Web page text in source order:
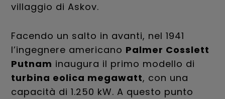
villaggio di Askov.
Facendo un salto in avanti, nel 1941
l’ingegnere americano Palmer Cosslett
Putnam inaugura il primo modello di
turbina eolica megawatt, con una
capacità di 1.250 kW. A questo punto